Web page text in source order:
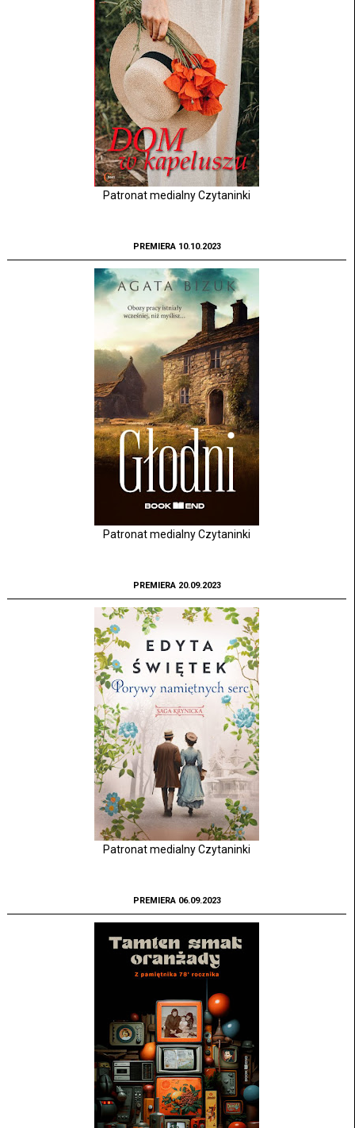
Patronat medialny Czytaninki
PREMIERA 10.10.2023
Patronat medialny Czytaninki
PREMIERA 20.09.2023
Patronat medialny Czytaninki
PREMIERA 06.09.2023